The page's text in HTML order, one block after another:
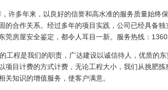
许多年来，以良好的信誉和高水准的服务质量始终
的合作关系。经过多年的项目实践，公司已经具备
莞房屋安全鉴定，都令人耳目一新。服务热线：
程是我们的职责，广达建设以诚信待人，优质的东
项目计费的方式计费，无论工程大小，我们从挑肥
知识的增值服务，使客户满意。